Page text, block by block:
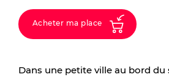
Acheter ma place
Dans une petite ville au bord du